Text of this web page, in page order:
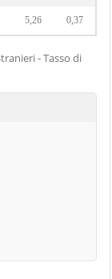
5,26 0,37
- Tasso di